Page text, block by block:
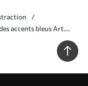
accents bleus Art.